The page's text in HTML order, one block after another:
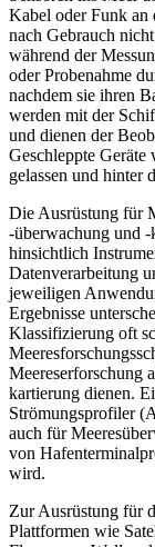
Kabel oder Funk an
nach Gebrauch
während der
oder Probenahme
nachdem sie ihren
werden mit der
und dienen der
Geschleppte Geräte
gelassen und hinter
Die Ausrüstung für
-überwachung und
hinsichtlich
Datenverarbeitung
jeweiligen
Ergebnisse
Klassifizierung oft
Meereserforschung
kartierung dienen.
Strömungsprofiler
auch für
von
wird.
Zur Ausrüstung für
Plattformen wie